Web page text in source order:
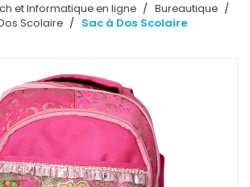
et Informatique en ligne
Bureautique
Scolaire
Sac à Dos Scolaire